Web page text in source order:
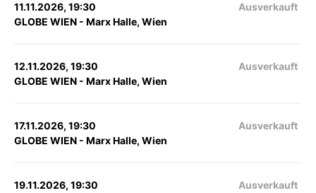
11.11.2026, 19:30
GLOBE WIEN - Marx Halle, Wien
Ausverkauft
12.11.2026, 19:30
GLOBE WIEN - Marx Halle, Wien
Ausverkauft
17.11.2026, 19:30
GLOBE WIEN - Marx Halle, Wien
Ausverkauft
19.11.2026, 19:30
Ausverkauft